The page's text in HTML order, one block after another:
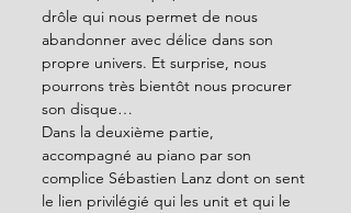
drôle qui nous permet de nous
abandonner avec délice dans son
propre univers. Et surprise, nous
pourrons très bientôt nous procurer
son disque…
Dans la deuxième partie,
accompagné au piano par son
complice Sébastien Lanz dont on sent
le lien privilégié qui les unit et qui le